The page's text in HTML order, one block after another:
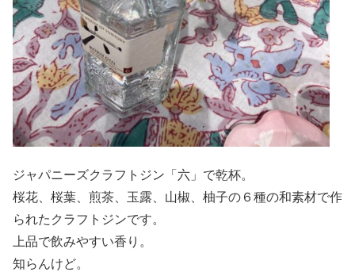
ジャパニーズクラフトジン「六」で乾杯。
桜花、桜葉、煎茶、玉露、山椒、柚子の６種の和素材で作
られたクラフトジンです。
上品で飲みやすい香り。
知らんけど。